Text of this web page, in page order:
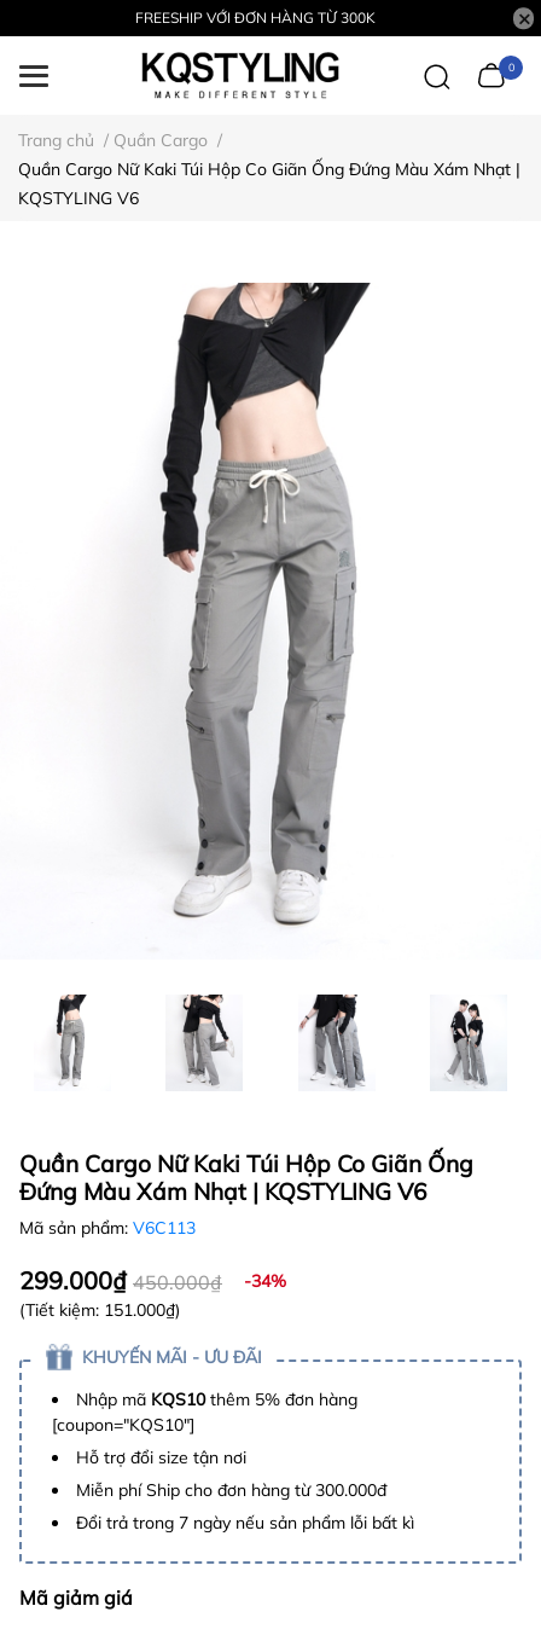
FREESHIP VỚI ĐƠN HÀNG TỪ 300K
0
Trang chủ / Quần Cargo /
Quần Cargo Nữ Kaki Túi Hộp Co Giãn Ống Đứng Màu Xám Nhạt |
KQSTYLING V6
Quần Cargo Nữ Kaki Túi Hộp Co Giãn Ống
Đứng Màu Xám Nhạt | KQSTYLING V6
Mã sản phẩm: V6C113
299.000₫ 450.000₫
-34%
(Tiết kiệm: 151.000₫)
KHUYẾN MÃI - ƯU ĐÃI
Nhập mã KQS10thêm 5% đơn hàng
[coupon="KQS10"]
Hỗ trợ đổi size tận nơi
Miễn phí Ship cho đơn hàng từ 300.000đ
Đổi trả trong 7 ngày nếu sản phẩm lỗi bất kì
Mã giảm giá